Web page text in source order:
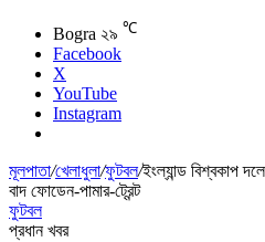
Bogra ২৯ ℃
Facebook
X
YouTube
Instagram
মূলপাতা/খেলাধুলা/ফুটবল/ইংল্যান্ড বিশ্বকাপ
বাদ ফোডেন-পামার-ট্রেন্ট
ফুটবল
প্রধান খবর